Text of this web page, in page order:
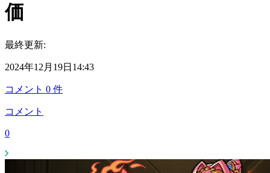
価
最終更新:
2024年12月19日14:43
コメント 0 件
コメント
0